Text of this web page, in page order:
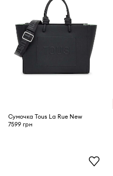
Сумочка Tous La Rue New
7599 грн